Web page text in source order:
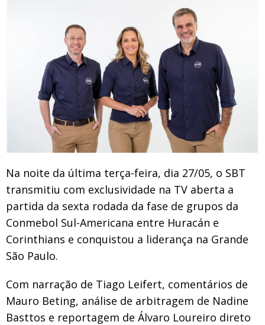
Na noite da última terça-feira, dia 27/05, o SBT
transmitiu com exclusividade na TV aberta a
partida da sexta rodada da fase de grupos da
Conmebol Sul-Americana entre Huracán e
Corinthians e conquistou a liderança na Grande
São Paulo.
Com narração de Tiago Leifert, comentários de
Mauro Beting, análise de arbitragem de Nadine
Basttos e reportagem de Álvaro Loureiro direto